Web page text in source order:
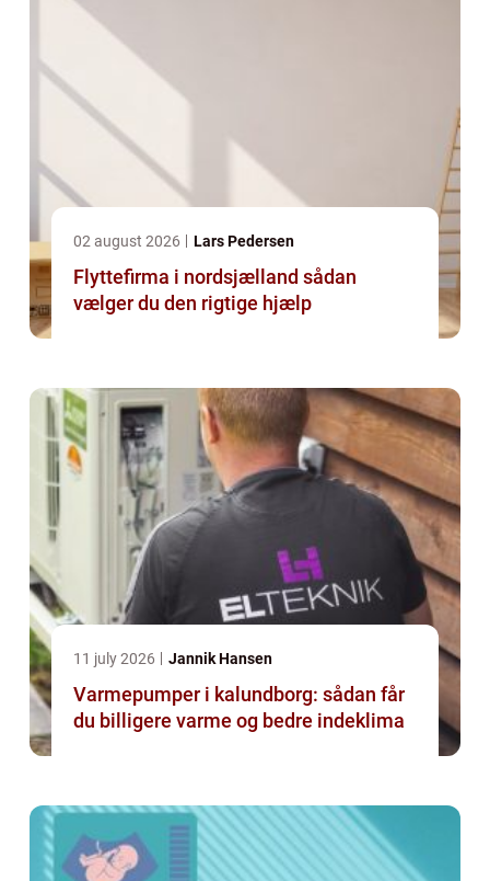
02 august 2026 Lars Pedersen
Flyttefirma i nordsjælland sådan
vælger du den rigtige hjælp
11 july 2026 Jannik Hansen
Varmepumper i kalundborg: sådan får
du billigere varme og bedre indeklima